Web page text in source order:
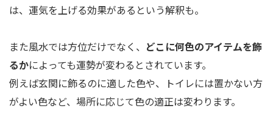
は、運気を上げる効果があるという解釈も。
また風水では方位だけでなく、 どこに何色のアイテムを飾
るかによっても運勢が変わるとされています。
例えば玄関に飾るのに適した色や、トイレには置かない方
がよい色など、場所に応じて色の適正は変わります。